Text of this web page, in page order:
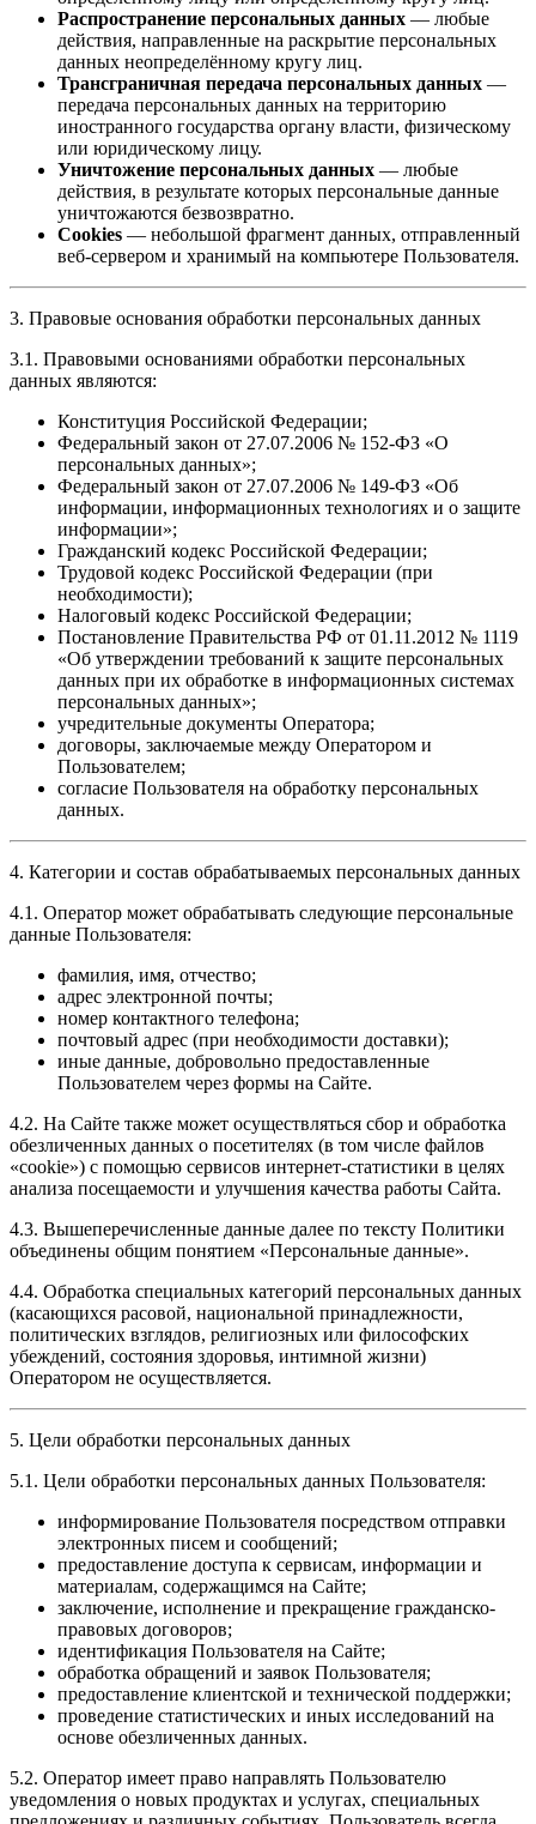
Распространение персональных данных — любые
действия, направленные на раскрытие персональных
данных неопределённому кругу лиц.
Трансграничная передача персональных данных —
передача персональных данных на территорию
иностранного государства органу власти, физическому
или юридическому лицу.
Уничтожение персональных данных — любые
действия, в результате которых персональные данные
уничтожаются безвозвратно.
Cookies — небольшой фрагмент данных, отправленный
веб-сервером и хранимый на компьютере Пользователя.
3. Правовые основания обработки персональных данных
3.1. Правовыми основаниями обработки персональных
данных являются:
Конституция Российской Федерации;
Федеральный закон от 27.07.2006 № 152-ФЗ «О
персональных данных»;
Федеральный закон от 27.07.2006 № 149-ФЗ «Об
информации, информационных технологиях и о защите
информации»;
Гражданский кодекс Российской Федерации;
Трудовой кодекс Российской Федерации (при
необходимости);
Налоговый кодекс Российской Федерации;
Постановление Правительства РФ от 01.11.2012 № 1119
«Об утверждении требований к защите персональных
данных при их обработке в информационных системах
персональных данных»;
учредительные документы Оператора;
договоры, заключаемые между Оператором и
Пользователем;
согласие Пользователя на обработку персональных
данных.
4. Категории и состав обрабатываемых персональных данных
4.1. Оператор может обрабатывать следующие персональные
данные Пользователя:
фамилия, имя, отчество;
адрес электронной почты;
номер контактного телефона;
почтовый адрес (при необходимости доставки);
иные данные, добровольно предоставленные
Пользователем через формы на Сайте.
4.2. На Сайте также может осуществляться сбор и обработка
обезличенных данных о посетителях (в том числе файлов
«cookie») с помощью сервисов интернет-статистики в целях
анализа посещаемости и улучшения качества работы Сайта.
4.3. Вышеперечисленные данные далее по тексту Политики
объединены общим понятием «Персональные данные».
4.4. Обработка специальных категорий персональных данных
(касающихся расовой, национальной принадлежности,
политических взглядов, религиозных или философских
убеждений, состояния здоровья, интимной жизни)
Оператором не осуществляется.
5. Цели обработки персональных данных
5.1. Цели обработки персональных данных Пользователя:
информирование Пользователя посредством отправки
электронных писем и сообщений;
предоставление доступа к сервисам, информации и
материалам, содержащимся на Сайте;
заключение, исполнение и прекращение гражданско-
правовых договоров;
идентификация Пользователя на Сайте;
обработка обращений и заявок Пользователя;
предоставление клиентской и технической поддержки;
проведение статистических и иных исследований на
основе обезличенных данных.
5.2. Оператор имеет право направлять Пользователю
уведомления о новых продуктах и услугах, специальных